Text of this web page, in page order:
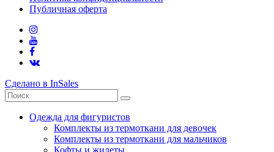
Публичная оферта
Сделано в InSales
Одежда для фигуристов
Комплекты из термоткани для девочек
Комплекты из термоткани для мальчиков